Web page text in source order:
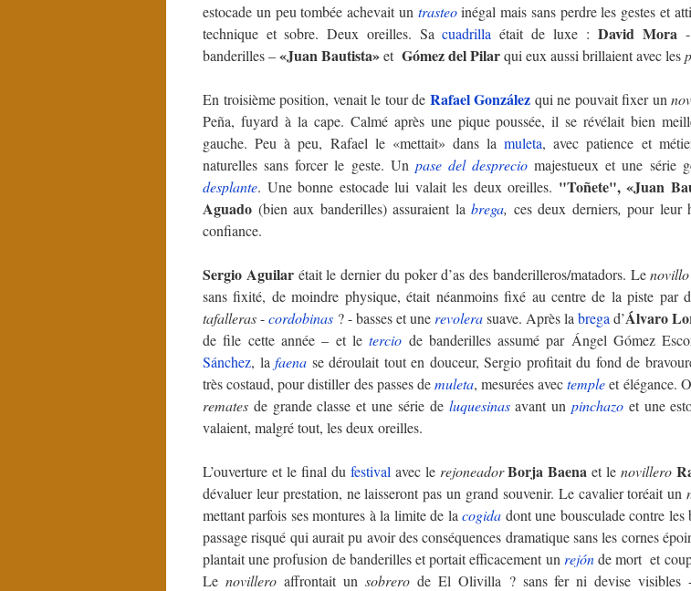
estocade un peu tombée achevait un trasteoinégal mais sans perdre les gestes et
technique et sobre. Deux oreilles. Sacuadrilla était de luxe :David Mora
banderilles –«Juan Bautista»et Gómez del Pilarqui eux aussi brillaient avec les
En troisième position, venait le tour de Rafael González qui ne pouvait fixer un
Peña, fuyard à la cape. Calmé après une pique poussée, il se révélait bien
gauche. Peu à peu, Rafael le «mettait» dans lamuleta, avec patience et
naturelles sans forcer le geste. Un pase del desprecio majestueux et une série
desplante. Une bonne estocade lui valait les deux oreilles. "Toñete", «Juan
Aguado (bien aux banderilles) assuraient la brega, ces deux derniers, pour leur
confiance.
Sergio Aguilarétait le dernier du poker d’as des banderilleros/matadors. Lenovillo
sans fixité, de moindre physique, était néanmoins fixé au centre de la piste par
tafalleras-cordobinas ? - basses et une revolerasuave. Après la brega d’Álvaro
de file cette année – et letercio de banderilles assumé par Ángel Gómez
Sánchez, la faena se déroulait tout en douceur, Sergio profitait du fond de
très costaud, pour distiller des passes demuleta, mesurées avectempleet élégance.
remates de grande classe et une série de luquesinasavant un pinchazoet une
valaient, malgré tout, les deux oreilles.
L’ouverture et le final du festival avec le rejoneador Borja Baena et lenovillero
dévaluer leur prestation, ne laisseront pas un grand souvenir. Le cavalier toréait un
mettant parfois ses montures à la limite de lacogida dont une bousculade contre les
passage risqué qui aurait pu avoir des conséquences dramatique sans les cornes
plantait une profusion de banderilles et portait efficacement un rejónde mort et
Le novilleroaffrontait unsobrero de El Olivilla ? sans fer ni devise